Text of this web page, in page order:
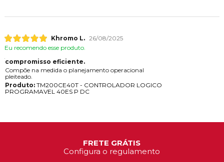
Khromo L. 26/08/2025
Eu recomendo esse produto.
compromisso eficiente.
Compõe na medida o planejamento operacional
pleiteado.
Produto:TM200CE40T - CONTROLADOR LOGICO
PROGRAMAVEL 40ES P DC
FRETE GRÁTIS
Configura o regulamento